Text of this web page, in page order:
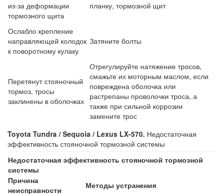
из-за деформации
тормозного щита
планку, тормозной щит
Ослабло крепление
направляющей колодок
к поворотному кулаку
Затяните болты
Перетянут стояночный
тормоз, тросы
заклинены в оболочках
Отрегулируйте натяжение тросов,
смажьте их моторным маслом, если
повреждена оболочка или
растрепаны проволочки троса, а
также при сильной коррозии
замените трос
Toyota Tundra / Sequoia / Lexus LX-570. Недостаточная
эффективность стояночной тормозной системы
Недостаточная эффективность стояночной тормозной
системы
Причина
неисправности
Методы устранения